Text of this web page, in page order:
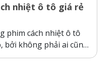
nhiệt ô tô giá rẻ
phim cách nhiệt ô tô
bởi không phải ai cũng
triệu đồng cho một gói